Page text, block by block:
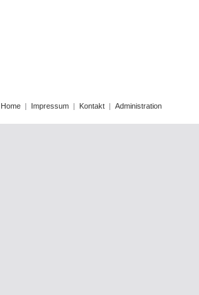
Home | Impressum | Kontakt | Administration